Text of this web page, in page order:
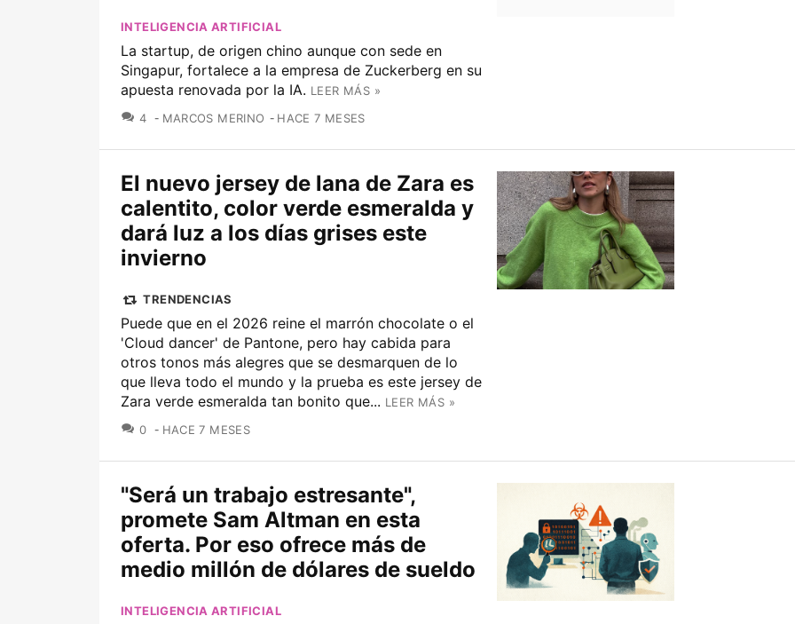
INTELIGENCIA ARTIFICIAL
La startup, de origen chino aunque con sede en
Singapur, fortalece a la empresa de Zuckerberg en su
apuesta renovada por la IA. LEER MÁS »
4 COMENTARIOS
MARCOS MERINO HACE 7 MESES
El nuevo jersey de lana de Zara es
calentito, color verde esmeralda y
dará luz a los días grises este
invierno
TRENDENCIAS
Puede que en el 2026 reine el marrón chocolate o el
'Cloud dancer' de Pantone, pero hay cabida para
otros tonos más alegres que se desmarquen de lo
que lleva todo el mundo y la prueba es este jersey de
Zara verde esmeralda tan bonito que... LEER MÁS »
0 COMENTARIOS
HACE 7 MESES
"Será un trabajo estresante",
promete Sam Altman en esta
oferta. Por eso ofrece más de
medio millón de dólares de sueldo
INTELIGENCIA ARTIFICIAL